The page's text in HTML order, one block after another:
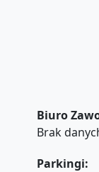
Biuro
Brak
Parkingi: